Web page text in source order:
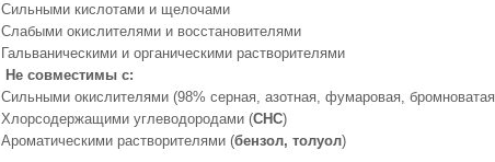
Сильными кислотами и щелочами
Слабыми окислителями и восстановителями
Гальваническими и органическими растворителями
Не совместимы с:
Сильными окислителями (98% серная, азотная, фумаровая,
Хлорсодержащими углеводородами (CHC)
Ароматическими растворителями (бензол, толуол)